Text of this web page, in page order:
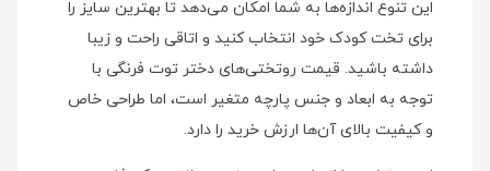
این تنوع اندازه‌ها به شما امکان می‌دهد تا بهترین سایز را
برای تخت کودک خود انتخاب کنید و اتاقی راحت و زیبا
داشته باشید. قیمت روتختی‌های دختر توت فرنگی با
توجه به ابعاد و جنس پارچه متغیر است، اما طراحی خاص
و کیفیت بالای آن‌ها ارزش خرید را دارد.